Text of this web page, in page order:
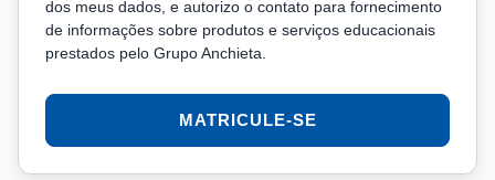
dos meus dados, e autorizo o contato para fornecimento
de informações sobre produtos e serviços educacionais
prestados pelo Grupo Anchieta.
MATRICULE-SE